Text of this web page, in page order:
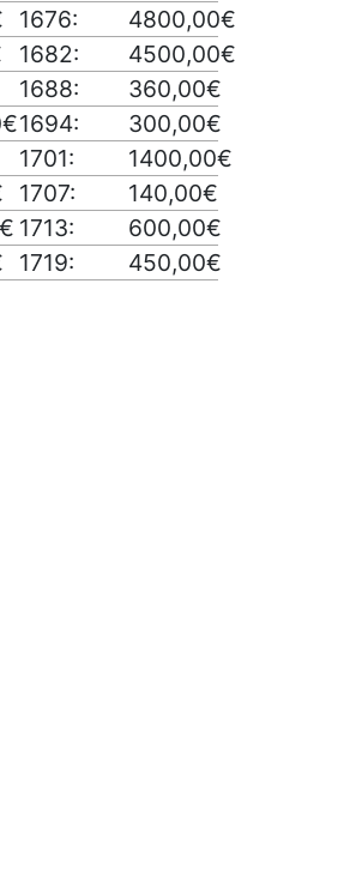
1676:
4800,00€
1682:
4500,00€
1688:
360,00€
1694:
300,00€
1701:
1400,00€
1707:
140,00€
1713:
600,00€
1719:
450,00€